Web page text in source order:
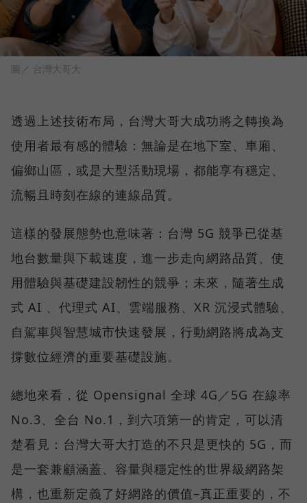
圖／ 台灣大哥大
透過上述技術布局，台灣大哥大成功將之轉換為
使用者最有感的體驗：無論是在地下室、車廂、
偏鄉山區，或是大型活動現場，都能享有穩定、
流暢且時刻在線的連線品質。
這樣的發展態勢也意味著：台灣 5G 競爭已從基
地台數量與下載速度，進一步走向網路品質、使
用體驗與基礎建設韌性的競爭；未來，隨著生成
式 AI 、代理式 AI、雲端服務、XR 沉浸式體驗、
自駕車與智慧城市快速發展，行動網路將成為支
撐數位經濟的重要基礎設施。
總地來看，從 Opensignal 全球 4G／5G 在線率
No.3、全台 No.1，到六項第一的肯定，可以清
楚看見：台灣大哥大打造的不只是更快的 5G，而
是一套兼顧涵蓋、容量與穩定性的世界級網路架
構，也重新定義了好網路的價值–真正重要的，不